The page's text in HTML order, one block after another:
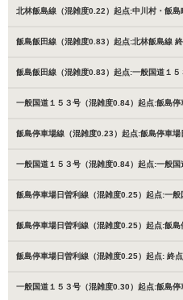
北林飯島線（混雑度0.22）起点:中川村・飯
飯島飯田線（混雑度0.83）起点:北林飯島線
飯島飯田線（混雑度0.83）起点:一般国道１
一般国道１５３号（混雑度0.84）起点:飯島
飯島停車場線（混雑度0.23）起点:飯島停車
一般国道１５３号（混雑度0.84）起点:一般
飯島停車場日曽利線（混雑度0.25）起点:一
飯島停車場日曽利線（混雑度0.25）起点:飯
飯島停車場日曽利線（混雑度0.25）起点: 終
一般国道１５３号（混雑度0.30）起点:飯島